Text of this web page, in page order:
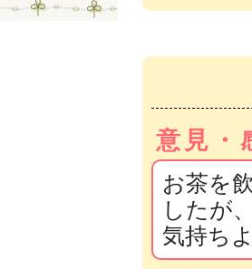
意見・
お茶を
したが
気持ち